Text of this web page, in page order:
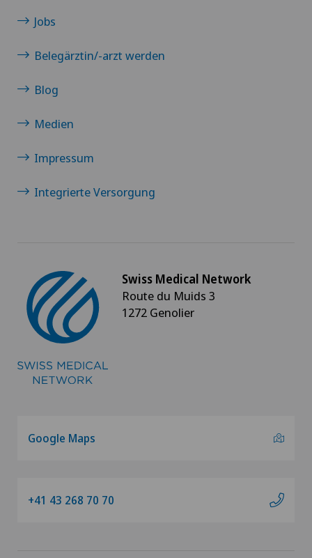
Jobs
Belegärztin/-arzt werden
Blog
Medien
Impressum
Integrierte Versorgung
Swiss Medical Network
Route du Muids 3
1272 Genolier
Google Maps
+41 43 268 70 70